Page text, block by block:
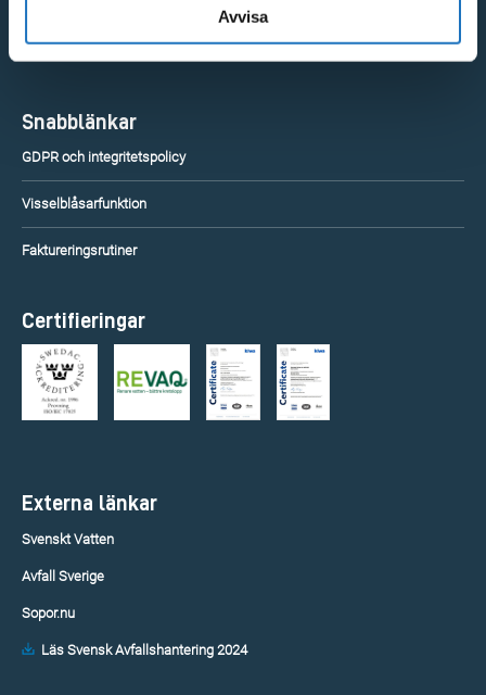
Avvisa
Vingåkersvägen 18, 641 51 Katrineholm
Snabblänkar
GDPR och integritetspolicy
Visselblåsarfunktion
Faktureringsrutiner
Certifieringar
Externa länkar
Svenskt Vatten
Avfall Sverige
Sopor.nu
Läs Svensk Avfallshantering 2024